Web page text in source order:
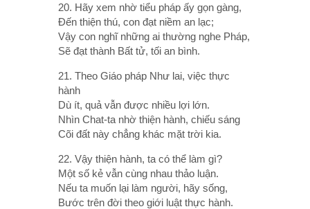
20. Hãy xem nhờ tiểu pháp ấy gọn gàng,
Ðến thiện thú, con đạt niềm an lạc;
Vậy con nghĩ những ai thường nghe Pháp,
Sẽ đạt thành Bất tử, tối an bình.
21. Theo Giáo pháp Như lai, việc thực
hành
Dù ít, quả vẫn được nhiều lợi lớn.
Nhìn Chat-ta nhờ thiện hành, chiếu sáng
Cõi đất này chẳng khác mặt trời kia.
22. Vậy thiện hành, ta có thể làm gì?
Một số kẻ vẫn cùng nhau thảo luận.
Nếu ta muốn lại làm người, hãy sống,
Bước trên đời theo giới luật thực hành.